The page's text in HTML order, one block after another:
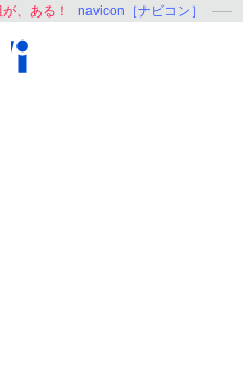
、ある！ navicon［ナビコン］